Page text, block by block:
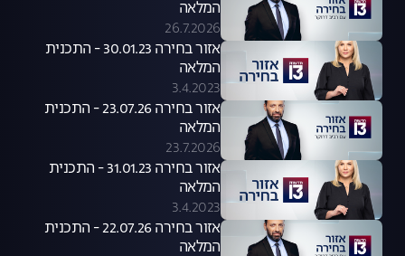
המלאה
26.7.2026
אזור בחירה 30.01.23 - התכנית
המלאה
3.4.2023
אזור בחירה 23.07.26 - התכנית
המלאה
23.7.2026
אזור בחירה 31.01.23 - התכנית
המלאה
3.4.2023
אזור בחירה 22.07.26 - התכנית
המלאה